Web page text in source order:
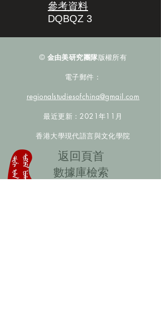
參考資料
DQBQZ 3
© 金由美研究團隊版權所有
電子郵件：
regionalstudiesofchina@gmail.com
最近更新：2021年11月
香港大學現代語言與文化學院
​返回頁首
數據庫檢索